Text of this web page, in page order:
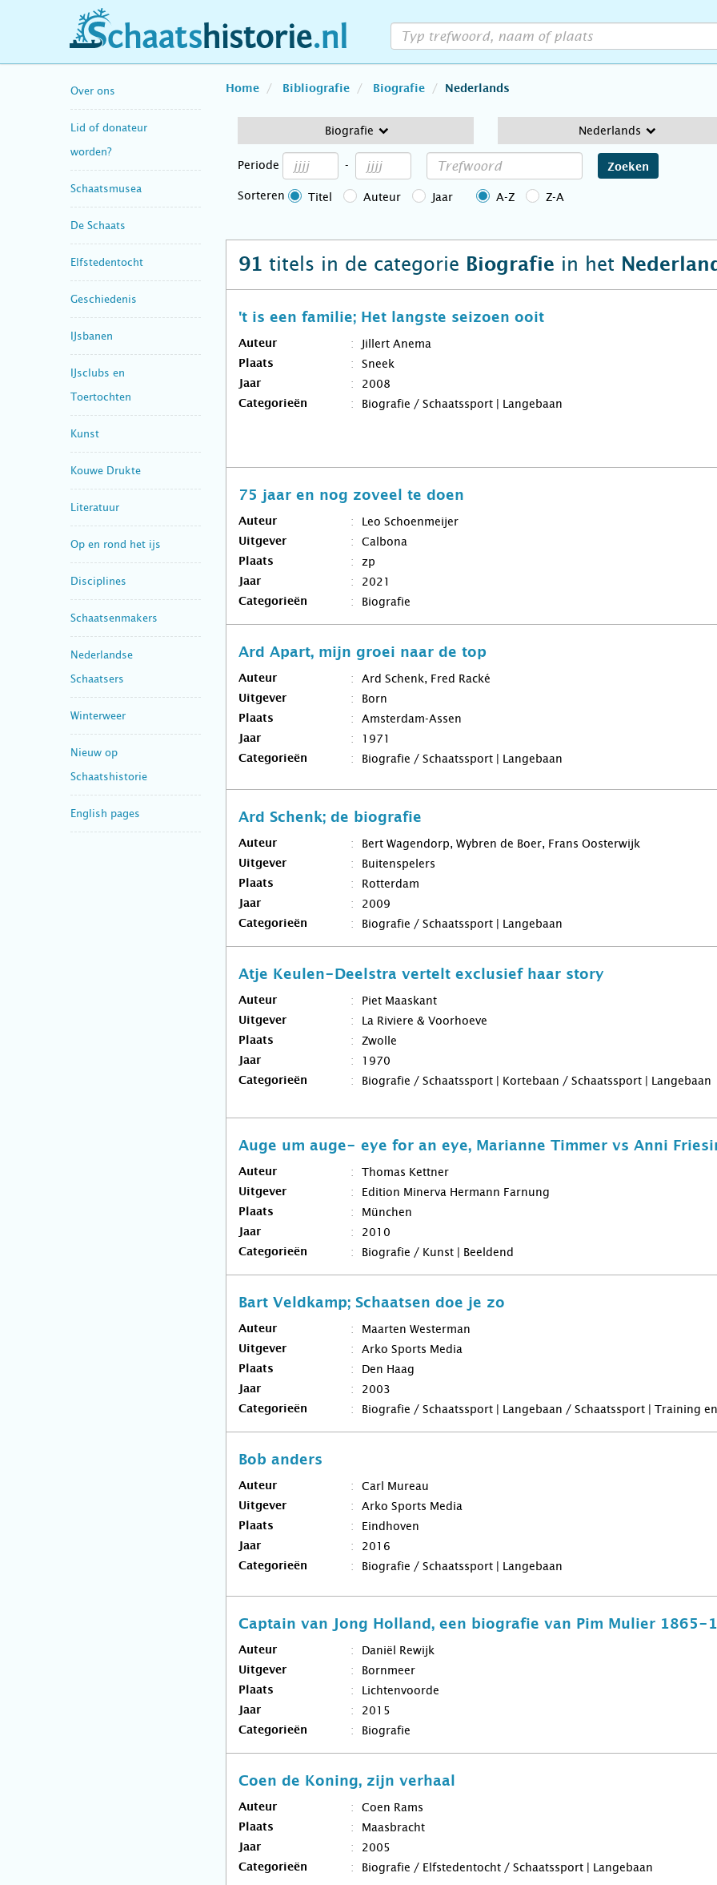
schaatshistorie.nl
Over ons
Lid of donateur
worden?
Schaatsmusea
De Schaats
Elfstedentocht
Geschiedenis
IJsbanen
IJsclubs en
Toertochten
Kunst
Kouwe Drukte
Literatuur
Op en rond het ijs
Disciplines
Schaatsenmakers
Nederlandse
Schaatsers
Winterweer
Nieuw op
Schaatshistorie
English pages
Home Bibliografie Biografie Nederlands
Biografie Nederlands
Periode - Zoeken
Sorteren Titel Auteur Jaar A-Z Z-A
91 titels in de categorie Biografie in het
't is een familie; Het langste seizoen ooit
Auteur Jillert Anema
Plaats Sneek
Jaar 2008
Categorieën Biografie / Schaatssport | Langebaan
75 jaar en nog zoveel te doen
Auteur Leo Schoenmeijer
Uitgever Calbona
Plaats zp
Jaar 2021
Categorieën Biografie
Ard Apart, mijn groei naar de top
Auteur Ard Schenk, Fred Racké
Uitgever Born
Plaats Amsterdam-Assen
Jaar 1971
Categorieën Biografie / Schaatssport | Langebaan
Ard Schenk; de biografie
Auteur Bert Wagendorp, Wybren de Boer, Frans Oosterwijk
Uitgever Buitenspelers
Plaats Rotterdam
Jaar 2009
Categorieën Biografie / Schaatssport | Langebaan
Atje Keulen-Deelstra vertelt exclusief haar story
Auteur Piet Maaskant
Uitgever La Riviere & Voorhoeve
Plaats Zwolle
Jaar 1970
Categorieën Biografie / Schaatssport | Kortebaan / Schaatssport | Langebaan
Auge um auge- eye for an eye, Marianne Timmer vs Anni
Auteur Thomas Kettner
Uitgever Edition Minerva Hermann Farnung
Plaats München
Jaar 2010
Categorieën Biografie / Kunst | Beeldend
Bart Veldkamp; Schaatsen doe je zo
Auteur Maarten Westerman
Uitgever Arko Sports Media
Plaats Den Haag
Jaar 2003
Categorieën Biografie / Schaatssport | Langebaan / Schaatssport | Training
Bob anders
Auteur Carl Mureau
Uitgever Arko Sports Media
Plaats Eindhoven
Jaar 2016
Categorieën Biografie / Schaatssport | Langebaan
Captain van Jong Holland, een biografie van Pim Mulier 1865-
Auteur Daniël Rewijk
Uitgever Bornmeer
Plaats Lichtenvoorde
Jaar 2015
Categorieën Biografie
Coen de Koning, zijn verhaal
Auteur Coen Rams
Plaats Maasbracht
Jaar 2005
Categorieën Biografie / Elfstedentocht / Schaatssport | Langebaan